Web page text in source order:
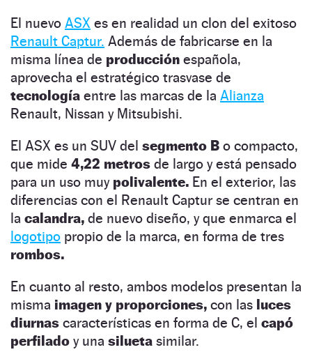
El nuevo ASX es en realidad un clon del exitoso
Renault Captur. Además de fabricarse en la
misma línea de producción española,
aprovecha el estratégico trasvase de
tecnología entre las marcas de la Alianza
Renault, Nissan y Mitsubishi.
El ASX es un SUV del segmento B o compacto,
que mide 4,22 metros de largo y está pensado
para un uso muy polivalente. En el exterior, las
diferencias con el Renault Captur se centran en
la calandra, de nuevo diseño, y que enmarca el
logotipo propio de la marca, en forma de tres
rombos.
En cuanto al resto, ambos modelos presentan la
misma imagen y proporciones, con las luces
diurnas características en forma de C, el capó
perfilado y una silueta similar.